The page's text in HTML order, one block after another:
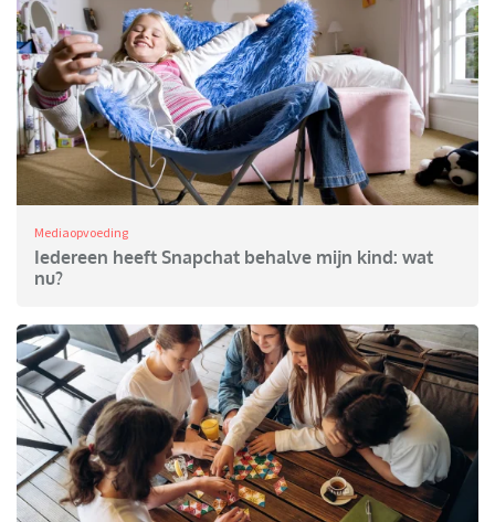
Mediaopvoeding
Iedereen heeft Snapchat behalve mijn kind: wat
nu?